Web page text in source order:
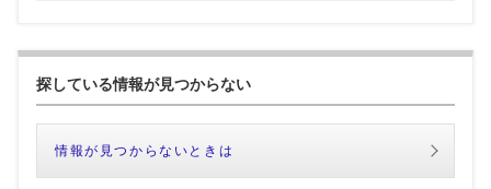
探している情報が見つからない
情報が見つからないときは